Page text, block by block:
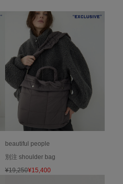
beautiful people
別注 shoulder bag
¥19,250¥15,400